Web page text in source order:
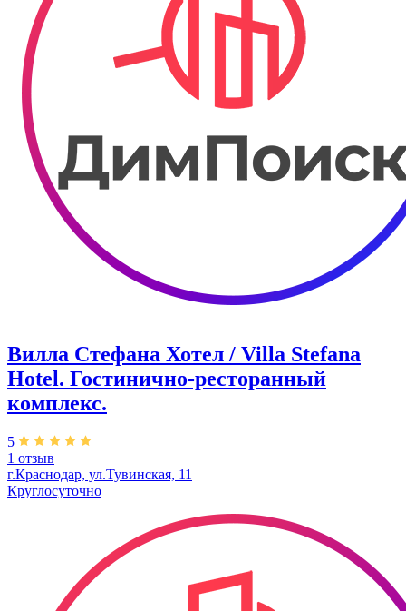
Вилла Стефана Хотел / Villa Stefana
Hotel. Гостинично-ресторанный
комплекс.
5
1 отзыв
г.Краснодар, ул.Тувинская, 11
Круглосуточно